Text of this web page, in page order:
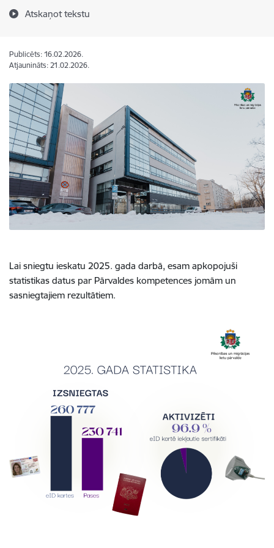
Atskaņot tekstu
Publicēts: 16.02.2026.
Atjaunināts: 21.02.2026.
Lai sniegtu ieskatu 2025. gada darbā, esam apkopojuši
statistikas datus par Pārvaldes kompetences jomām un
sasniegtajiem rezultātiem.